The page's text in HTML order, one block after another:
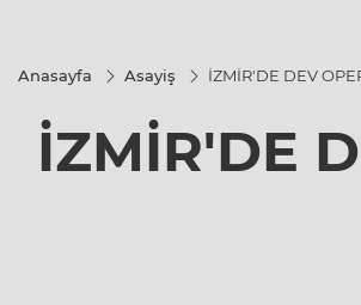
Anasayfa Asayiş İZMİR'DE DEV
İZMİR'DE